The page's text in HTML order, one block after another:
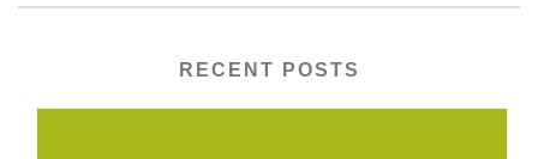
RECENT POSTS